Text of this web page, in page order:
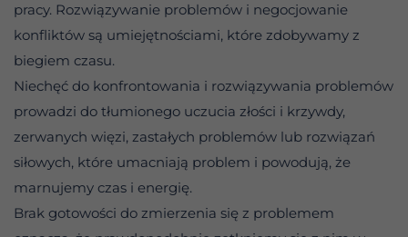
pracy. Rozwiązywanie problemów i negocjowanie
konfliktów są umiejętnościami, które zdobywamy z
biegiem czasu.
Niechęć do konfrontowania i rozwiązywania problemów
prowadzi do tłumionego uczucia złości i krzywdy,
zerwanych więzi, zastałych problemów lub rozwiązań
siłowych, które umacniają problem i powodują, że
marnujemy czas i energię.
Brak gotowości do zmierzenia się z problemem